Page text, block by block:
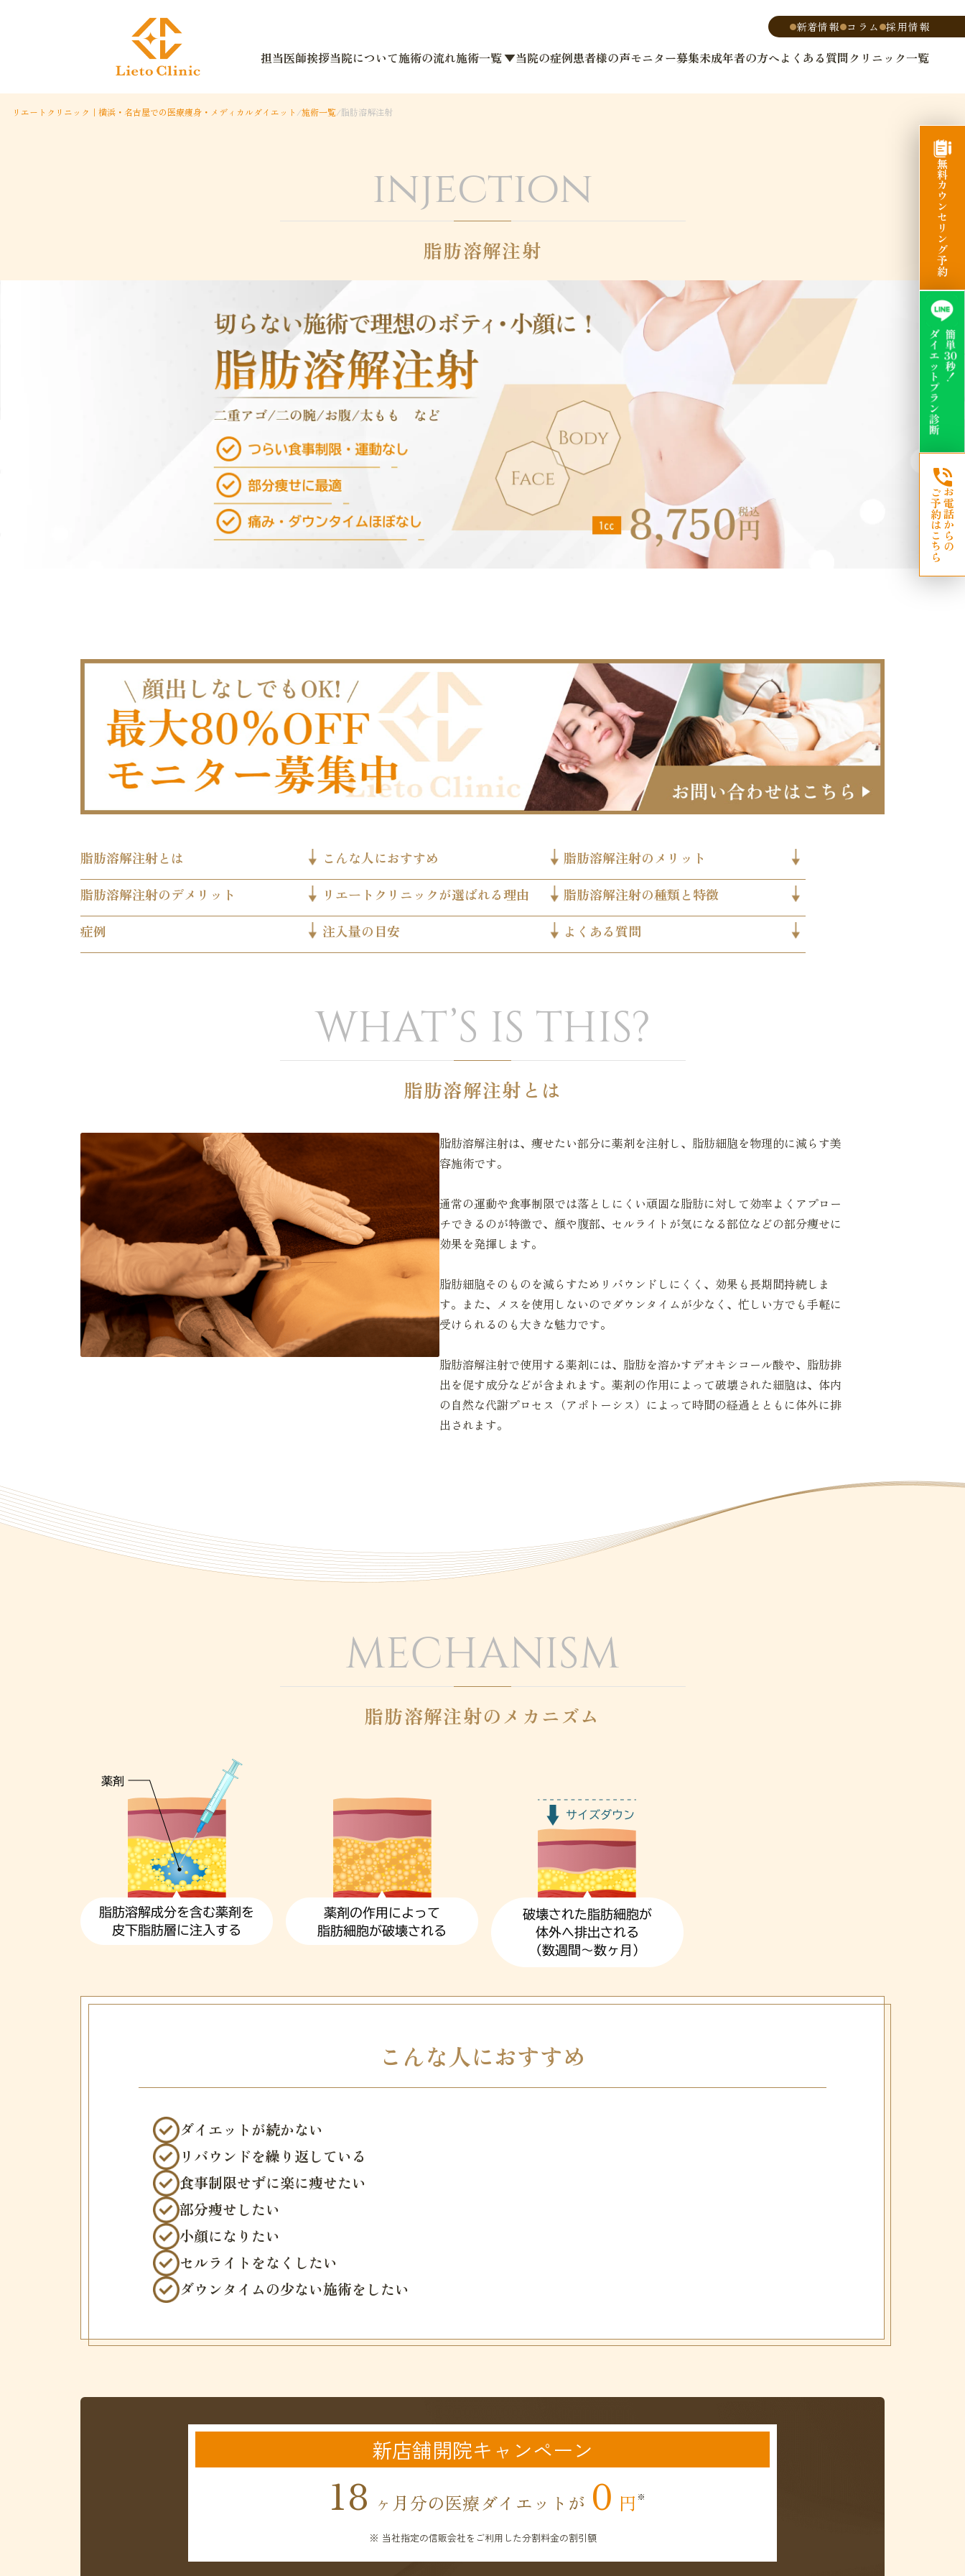
新着情報 コラム 採用情報
担当医師挨拶当院について施術の流れ施術一覧 ▼当院の症例患者様の声モニター募集未成年者の方へよくある質問クリニック一覧
無料カウンセリング予約
お電話からの
ご予約はこちら
リエートクリニック｜横浜・名古屋での医療痩身・メディカルダイエット /施術一覧/脂肪溶解注射
injection
脂肪溶解注射
脂肪溶解注射とは こんな人におすすめ
脂肪溶解注射のメリット
脂肪溶解注射のデメリット
リエートクリニックが選ばれる理由
脂肪溶解注射の種類と特徴
症例
注入量の目安 よくある質問
WHAT’S IS THIS?
脂肪溶解注射とは
脂肪溶解注射は、痩せたい部分に薬剤を注射し、脂肪細胞を物理的に減らす美
容施術です。
通常の運動や食事制限では落としにくい頑固な脂肪に対して効率よくアプロー
チできるのが特徴で、顔や腹部、セルライトが気になる部位などの部分痩せに
効果を発揮します。
脂肪細胞そのものを減らすためリバウンドしにくく、効果も長期間持続しま
す。また、メスを使用しないのでダウンタイムが少なく、忙しい方でも手軽に
受けられるのも大きな魅力です。
脂肪溶解注射で使用する薬剤には、脂肪を溶かすデオキシコール酸や、脂肪排
出を促す成分などが含まれます。薬剤の作用によって破壊された細胞は、体内
の自然な代謝プロセス（アポトーシス）によって時間の経過とともに体外に排
出されます。
MECHANISM
脂肪溶解注射のメカニズム
こんな人におすすめ
ダイエットが続かない
リバウンドを繰り返している
食事制限せずに楽に痩せたい
部分痩せしたい
小顔になりたい
セルライトをなくしたい
ダウンタイムの少ない施術をしたい
新店舗開院キャンペーン
18 ヶ月分の医療ダイエットが 0 円
※ 当社指定の信販会社をご利用した分割料金の割引額